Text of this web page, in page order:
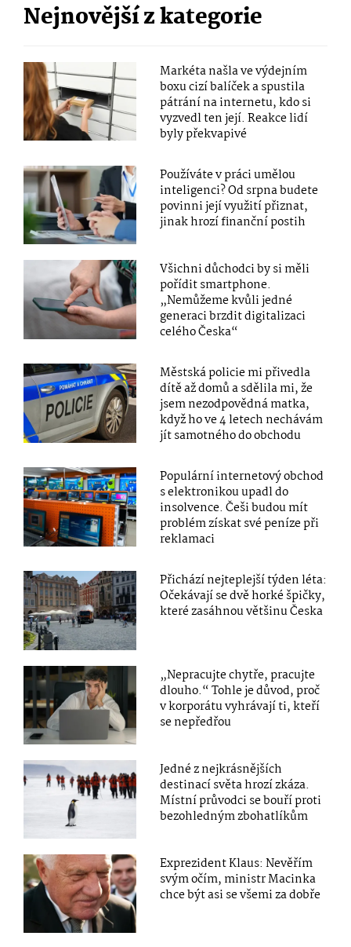
Nejnovější z kategorie
Markéta našla ve výdejním
boxu cizí balíček a spustila
pátrání na internetu, kdo si
vyzvedl ten její. Reakce lidí
byly překvapivé
Používáte v práci umělou
inteligenci? Od srpna budete
povinni její využití přiznat,
jinak hrozí finanční postih
Všichni důchodci by si měli
pořídit smartphone.
„Nemůžeme kvůli jedné
generaci brzdit digitalizaci
celého Česka“
Městská policie mi přivedla
dítě až domů a sdělila mi, že
jsem nezodpovědná matka,
když ho ve 4 letech nechávám
jít samotného do obchodu
Populární internetový obchod
s elektronikou upadl do
insolvence. Češi budou mít
problém získat své peníze při
reklamaci
Přichází nejteplejší týden léta:
Očekávají se dvě horké špičky,
které zasáhnou většinu Česka
„Nepracujte chytře, pracujte
dlouho.“ Tohle je důvod, proč
v korporátu vyhrávají ti, kteří
se nepředřou
Jedné z nejkrásnějších
destinací světa hrozí zkáza.
Místní průvodci se bouří proti
bezohledným zbohatlíkům
Exprezident Klaus: Nevěřím
svým očím, ministr Macinka
chce být asi se všemi za dobře